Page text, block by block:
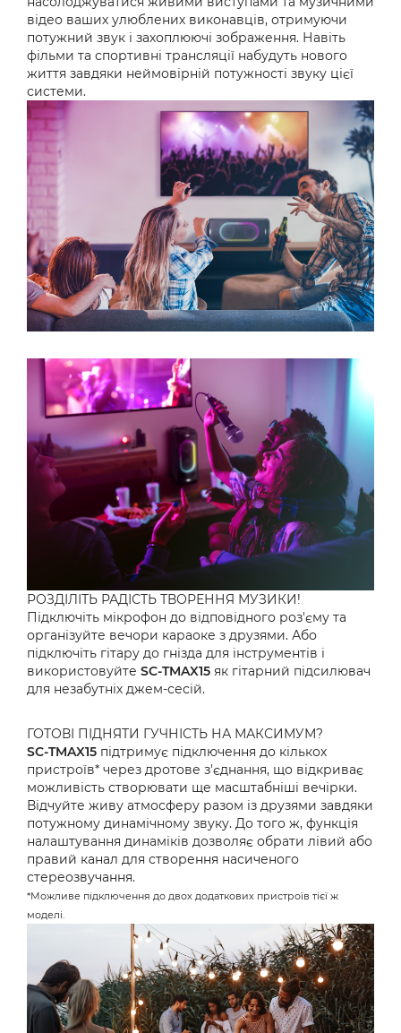
відео ваших улюблених виконавців, отримуючи
потужний звук і захоплюючі зображення. Навіть
фільми та спортивні трансляції набудуть нового
життя завдяки неймовірній потужності звуку цієї
системи.
РОЗДІЛІТЬ РАДІСТЬ ТВОРЕННЯ МУЗИКИ!
Підключіть мікрофон до відповідного роз'єму та
організуйте вечори караоке з друзями. Або
підключіть гітару до гнізда для інструментів і
використовуйте SC-TMAX15 як гітарний підсилювач
для незабутніх джем-сесій.
ГОТОВІ ПІДНЯТИ ГУЧНІСТЬ НА МАКСИМУМ?
SC-TMAX15 підтримує підключення до кількох
пристроїв* через дротове з'єднання, що відкриває
можливість створювати ще масштабніші вечірки.
Відчуйте живу атмосферу разом із друзями завдяки
потужному динамічному звуку. До того ж, функція
налаштування динаміків дозволяє обрати лівий або
правий канал для створення насиченого
стереозвучання.
*Можливе підключення до двох додаткових пристроїв тієї ж
моделі.